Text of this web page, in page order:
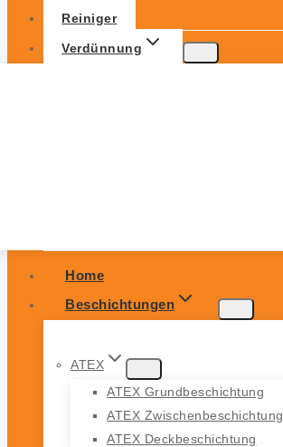
Reiniger
Verdünnung
Home
Beschichtungen
ATEX
ATEX Grundbeschichtung
ATEX Zwischenbeschichtung
ATEX Deckbeschichtung